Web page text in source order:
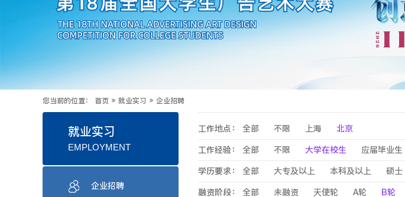
您当前的位置： 首页 » 就业实习 » 企业招聘
就业实习
EMPLOYMENT
企业招聘
工作地点： 全部 不限 上海 北京
工作经验： 全部 不限 大学在校生 应届毕业生
学历要求： 全部 大专及以上 本科及以上 硕士
融资阶段： 全部 未融资 天使轮 A轮 B轮